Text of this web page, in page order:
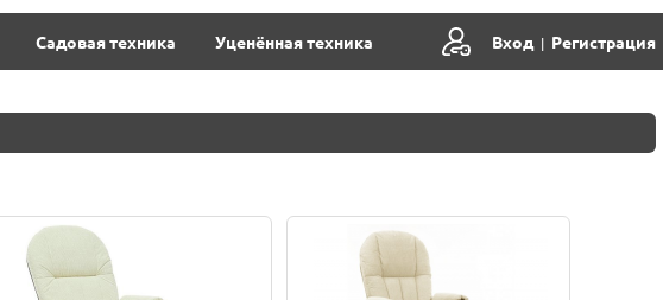
Садовая техника Уценённая техника Вход | Регистрация